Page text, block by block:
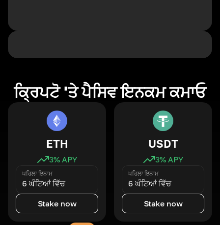
ਕ੍ਰਿਪਟੋ 'ਤੇ ਪੈਸਿਵ ਇਨਕਮ ਕਮਾਓ
ETH
3% APY
ਪਹਿਲਾ ਇਨਾਮ
6 ਘੰਟਿਆਂ ਵਿੱਚ
Stake now
USDT
3% APY
ਪਹਿਲਾ ਇਨਾਮ
6 ਘੰਟਿਆਂ ਵਿੱਚ
Stake now